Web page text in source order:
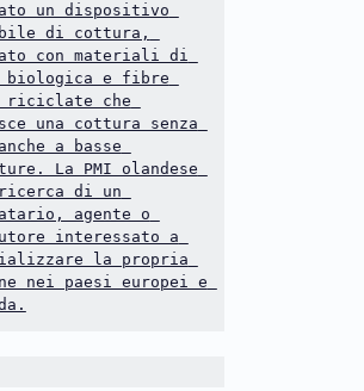
un dispositivo
di cottura,
con materiali di
biologica e fibre
che
una cottura senza
a basse
La PMI olandese
di un
agente o
interessato a
la propria
nei paesi europei e